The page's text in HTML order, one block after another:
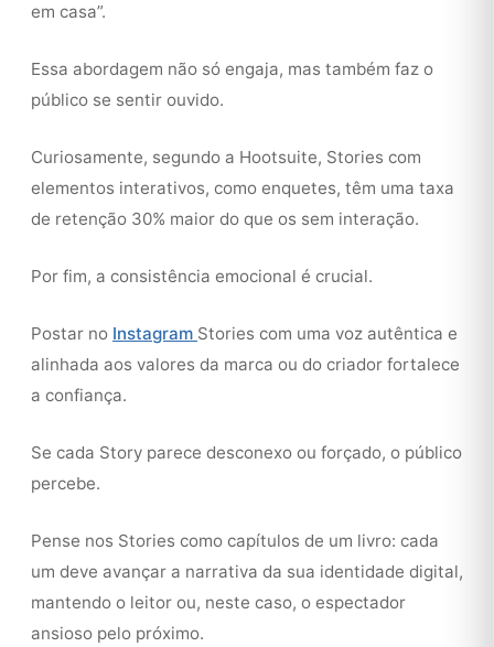
em casa”.
Essa abordagem não só engaja, mas também faz o
público se sentir ouvido.
Curiosamente, segundo a Hootsuite, Stories com
elementos interativos, como enquetes, têm uma taxa
de retenção 30% maior do que os sem interação.
Por fim, a consistência emocional é crucial.
Postar no Instagram Stories com uma voz autêntica e
alinhada aos valores da marca ou do criador fortalece
a confiança.
Se cada Story parece desconexo ou forçado, o público
percebe.
Pense nos Stories como capítulos de um livro: cada
um deve avançar a narrativa da sua identidade digital,
mantendo o leitor ou, neste caso, o espectador
ansioso pelo próximo.